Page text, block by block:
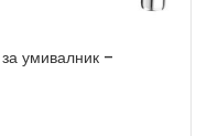
умивалник –